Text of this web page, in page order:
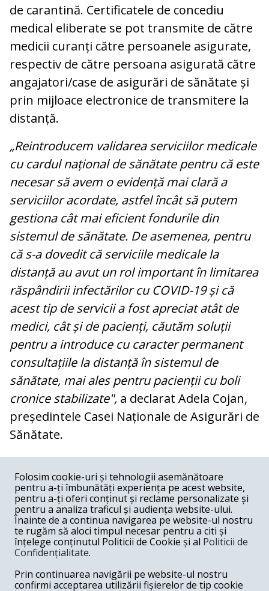
de carantină. Certificatele de concediu
medical eliberate se pot transmite de către
medicii curanți către persoanele asigurate,
respectiv de către persoana asigurată către
angajatori/case de asigurări de sănătate și
prin mijloace electronice de transmitere la
distanță.
„Reintroducem validarea serviciilor medicale
cu cardul național de sănătate pentru că este
necesar să avem o evidență mai clară a
serviciilor acordate, astfel încât să putem
gestiona cât mai eficient fondurile din
sistemul de sănătate. De asemenea, pentru
că s-a dovedit că serviciile medicale la
distanță au avut un rol important în limitarea
răspândirii infectărilor cu COVID-19 și că
acest tip de servicii a fost apreciat atât de
medici, cât și de pacienți, căutăm soluții
pentru a introduce cu caracter permanent
consultațiile la distanță în sistemul de
sănătate, mai ales pentru pacienții cu boli
cronice stabilizate", a declarat Adela Cojan,
președintele Casei Naționale de Asigurări de
Sănătate.
COMENTARII
Nume
Email
Folosim cookie-uri și tehnologii asemănătoare
pentru a-ți îmbunătăți experiența pe acest website,
pentru a-ți oferi conținut și reclame personalizate și
pentru a analiza traficul și audiența website-ului.
Înainte de a continua navigarea pe website-ul nostru
te rugăm să aloci timpul necesar pentru a citi și
înțelege conținutul Politicii de Cookie și al Politicii de
Confidențialitate.
Prin continuarea navigării pe website-ul nostru
confirmi acceptarea utilizării fișierelor de tip cookie